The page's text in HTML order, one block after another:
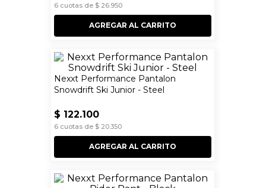
6cuotas de $ 26.950
AGREGAR AL CARRITO
Nexxt Performance Pantalon
Snowdrift Ski Junior - Steel
$ 122.100
6cuotas de $ 20.350
AGREGAR AL CARRITO